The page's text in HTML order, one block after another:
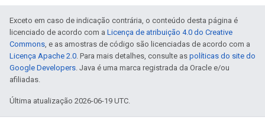
Exceto em caso de indicação contrária, o conteúdo desta página é
licenciado de acordo com a Licença de atribuição 4.0 do Creative
Commons, e as amostras de código são licenciadas de acordo com a
Licença Apache 2.0. Para mais detalhes, consulte as políticas do site do
Google Developers. Java é uma marca registrada da Oracle e/ou
afiliadas.
Última atualização 2026-06-19 UTC.